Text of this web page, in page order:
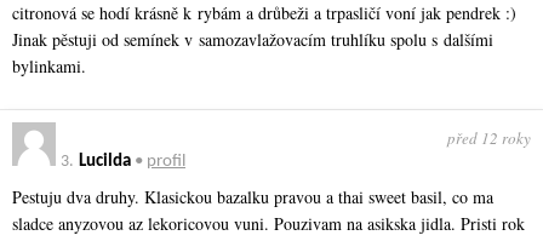
citronová se hodí krásně k rybám a drůbeži a trpasličí voní jak pendrek :)
Jinak pěstuji od semínek v samozavlažovacím truhlíku spolu s dalšími
bylinkami.
3. Lucilda • profil
před 12 roky
Pestuju dva druhy. Klasickou bazalku pravou a thai sweet basil, co ma
sladce anyzovou az lekoricovou vuni. Pouzivam na asikska jidla. Pristi rok